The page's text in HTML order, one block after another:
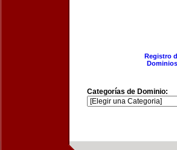
Registro
Categorías de Dominio: